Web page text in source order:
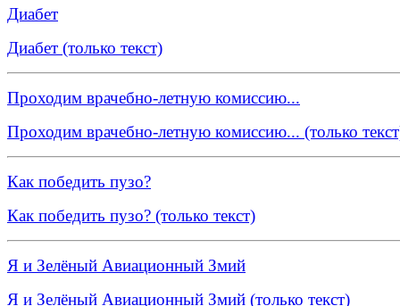
Диабет
Диабет (только текст)
Проходим врачебно-летную комиссию...
Проходим врачебно-летную комиссию... (только
Как победить пузо?
Как победить пузо? (только текст)
Я и Зелёный Авиационный Змий
Я и Зелёный Авиационный Змий (только текст)